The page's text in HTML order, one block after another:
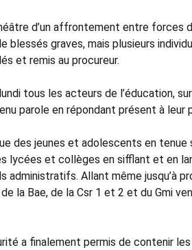
d’un affrontement entre forces
blessés graves, mais plusieurs
et remis au procureur.
tous les acteurs de l’éducation,
parole en répondant présent à leur
des jeunes et adolescents en tenue
lycées et collèges en sifflant et en
administratifs. Allant même jusqu’à
la Bae, de la Csr 1 et 2 et du Gmi
a finalement permis de contenir les